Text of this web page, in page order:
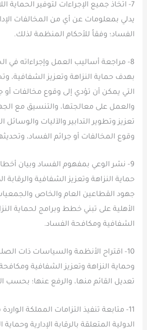
7- اتخاذ جميع الإجراءات لتوفير الحماية
يدلي بمعلومات عن أي من المخالفات
الفساد؛ وفقاً للأحكام المنظمة لذلك.
8- مراجعة أساليب العمل وإجراءاته في
بهدف حماية النزاهة وتعزيز الشفافية،
التي يمكن أن تؤدي إلى وقوع مخالفات أو
والعمل على معالجتها، والتنسيق مع
تعزيز وتطوير التدابير والآليات والوسائل
وقوع المخالفات أو جرائم الفساد،
9- نشر الوعي بمفهوم الفساد وبيان
حماية النزاهة وتعزيز الشفافية والرقابة
جهود القطاعين العام والخاص
الأهلية على تبني خطط وبرامج لحماية
الشفافية ومكافحة الفساد.
10- اقتراح الأنظمة والسياسات ذات الصلة
وحماية النزاهة وتعزيز الشفافية
تعديل القائم منها، والرفع عنها؛ بحسب
11- متابعة تنفيذ التزامات المملكة
الدولية المتعلقة بالرقابة الإدارية وحماية